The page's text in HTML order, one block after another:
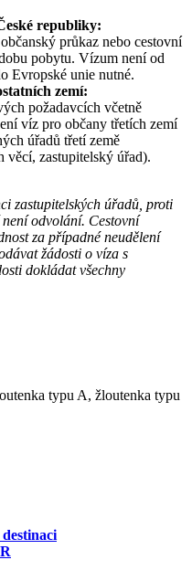
republiky:
průkaz nebo cestovní
pobytu. Vízum není od
Evropské unie nutné.
zemí:
požadavcích včetně
víz pro občany třetích zemí
úřadů třetí země
věcí, zastupitelský úřad).
zastupitelských úřadů, proti
odvolání. Cestovní
za případné neudělení
žádosti o víza s
dokládat všechny
typu A, žloutenka typu